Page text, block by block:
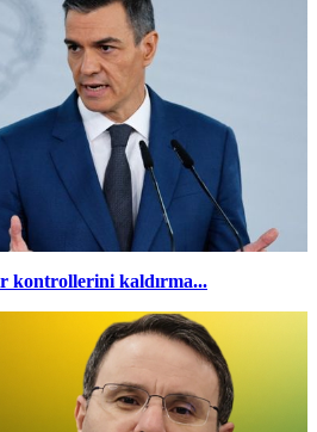
kontrollerini kaldırma...